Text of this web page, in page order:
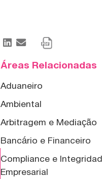
Áreas Relacionadas
Aduaneiro
Ambiental
Arbitragem e Mediação
Bancário e Financeiro
Compliance e
Empresarial